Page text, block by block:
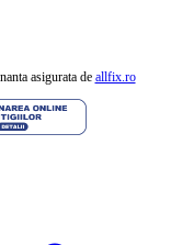
asigurata de allfix.ro